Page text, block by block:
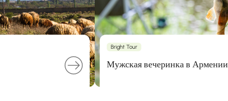
Bright Tour
Мужская вечеринка в Армении